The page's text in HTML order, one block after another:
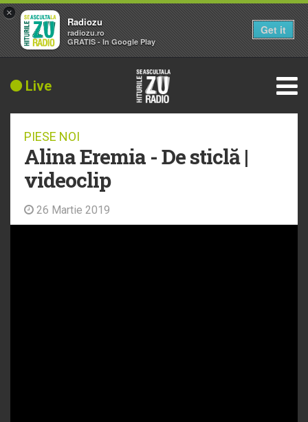
Live
PIESE NOI
Alina Eremia - De sticlă |
videoclip
26 Martie 2019
×
Radiozu
radiozu.ro
GRATIS - In Google Play
Get it